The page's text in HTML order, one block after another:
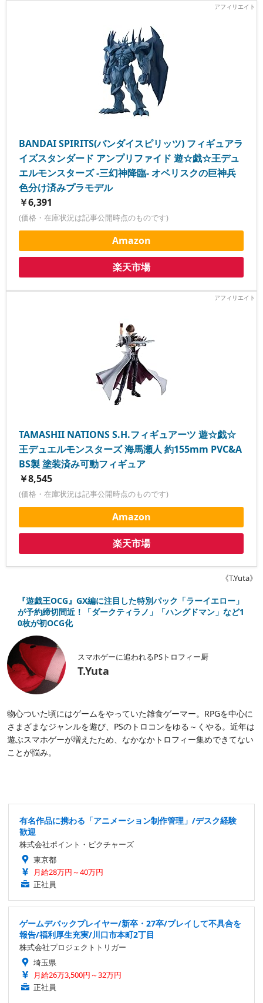
BANDAI SPIRITS(バンダイスピリッツ) フィギュアラ
イズスタンダード アンプリファイド 遊☆戯☆王デュ
エルモンスターズ -三幻神降臨- オベリスクの巨神兵
色分け済みプラモデル
￥6,391
(価格・在庫状況は記事公開時点のものです)
Amazon
楽天市場
TAMASHII NATIONS S.H.フィギュアーツ 遊☆戯☆
王デュエルモンスターズ 海馬瀬人 約155mm PVC&A
BS製 塗装済み可動フィギュア
￥8,545
(価格・在庫状況は記事公開時点のものです)
Amazon
楽天市場
《T.Yuta》
『遊戯王OCG』GX編に注目した特別パック「ラーイエロー」
が予約締切間近！「ダークティラノ」「ハングドマン」など1
0枚が初OCG化
スマホゲーに追われるPSトロフィー厨
T.Yuta
物心ついた頃にはゲームをやっていた雑食ゲーマー。RPGを中心に
さまざまなジャンルを遊び、PSのトロコンをゆる～くやる。近年は
遊ぶスマホゲーが増えたため、なかなかトロフィー集めできてない
ことが悩み。
有名作品に携わる「アニメーション制作管理」/デスク経験
歓迎
株式会社ポイント・ピクチャーズ
東京都
月給28万円～40万円
正社員
ゲームデバックプレイヤー/新卒・27卒/プレイして不具合を
報告/福利厚生充実/川口市本町2丁目
株式会社プロジェクトトリガー
埼玉県
月給26万3,500円～32万円
正社員